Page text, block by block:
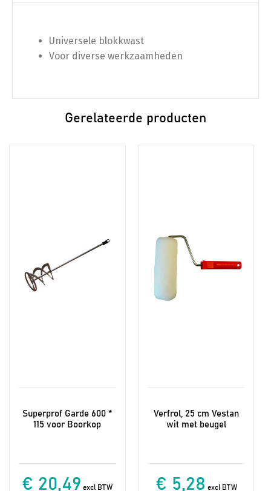
Universele blokkwast
Voor diverse werkzaamheden
Gerelateerde producten
Superprof Garde 600 *
115 voor Boorkop
€ 20,49 excl BTW
Verfrol, 25 cm Vestan
wit met beugel
€ 5,28 excl BTW